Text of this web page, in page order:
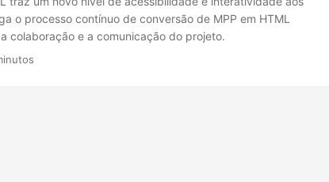
o processo contínuo de conversão de MPP em HTML
colaboração e a comunicação do projeto.